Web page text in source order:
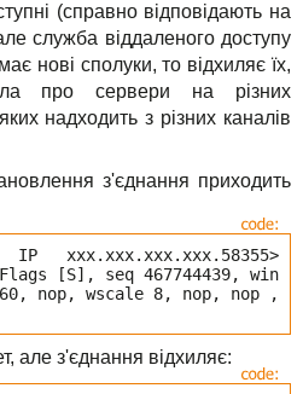
(справно відповідають на
служба віддаленого доступу
нові сполуки, то відхиляє їх,
про сервери на різних
надходить з різних каналів
з'єднання приходить
xxx.xxx.xxx.xxx.58355>
[S], seq 467744439, win
nop, wscale 8, nop, nop ,
але з'єднання відхиляє: